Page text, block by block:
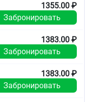
годности.
1355.00 ₽
Забронировать
1383.00 ₽
Забронировать
1383.00 ₽
Забронировать